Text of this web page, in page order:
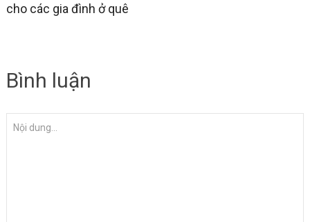
cho các gia đình ở quê
Bình luận